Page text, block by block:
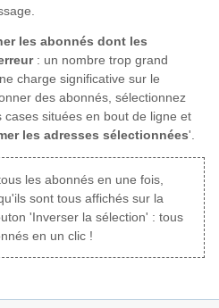
les abonnés dont les
: un nombre trop grand
charge significative sur le
des abonnés, sélectionnez
cases situées en bout de ligne et
les adresses sélectionnées'.
les abonnés en une fois,
sont tous affichés sur la
'Inverser la sélection' : tous
en un clic !